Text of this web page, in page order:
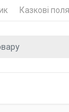
Казкові поля